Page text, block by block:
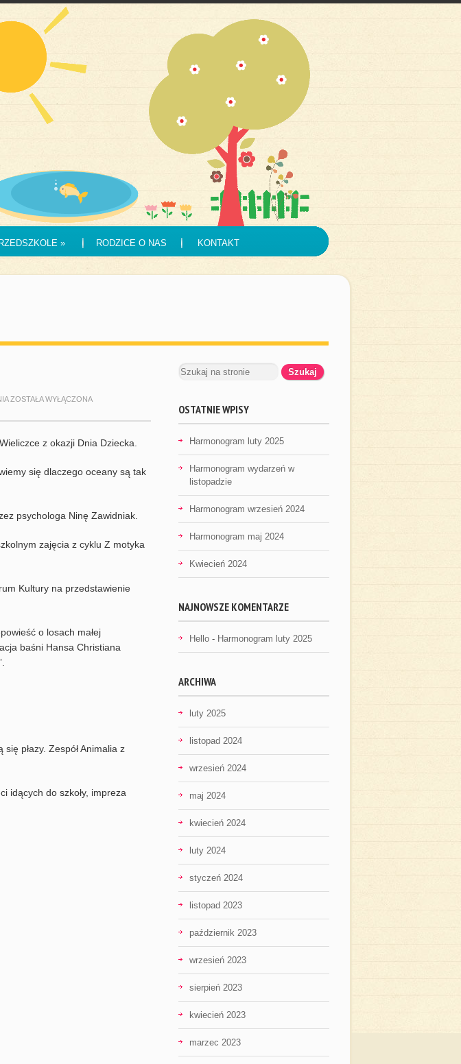
» RODZICE O NAS KONTAKT
HARMONOGRAM
ZOSTAŁA WYŁĄCZONA
z okazji Dnia Dziecka.
się dlaczego oceany są tak
psychologa Ninę Zawidniak.
zajęcia z cyklu Z motyka
Kultury na przedstawienie
o losach małej
baśni Hansa Christiana
płazy. Zespół Animalia z
idących do szkoły, impreza
OSTATNIE WPISY
Harmonogram luty 2025
Harmonogram wydarzeń w
listopadzie
Harmonogram wrzesień 2024
Harmonogram maj 2024
Kwiecień 2024
NAJNOWSZE KOMENTARZE
Hello - Harmonogram luty 2025
ARCHIWA
luty 2025
listopad 2024
wrzesień 2024
maj 2024
kwiecień 2024
luty 2024
styczeń 2024
listopad 2023
październik 2023
wrzesień 2023
sierpień 2023
kwiecień 2023
marzec 2023